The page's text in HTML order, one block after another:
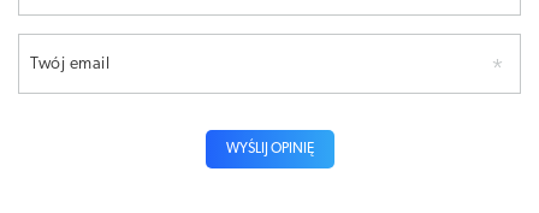
Twój email
WYŚLIJ OPINIĘ